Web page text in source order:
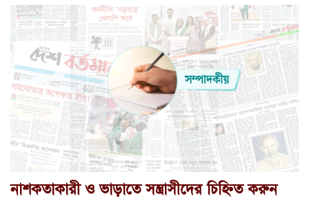
নাশকতাকারী ও ভাড়াতে সন্ত্রাসীদের চিহ্নিত করুন